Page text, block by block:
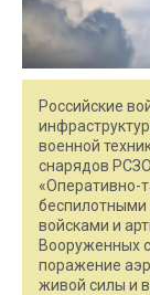
Российские
военной
снарядов
«Оперативно-
беспилотными
войсками и
Вооруженных
поражение
живой силы и